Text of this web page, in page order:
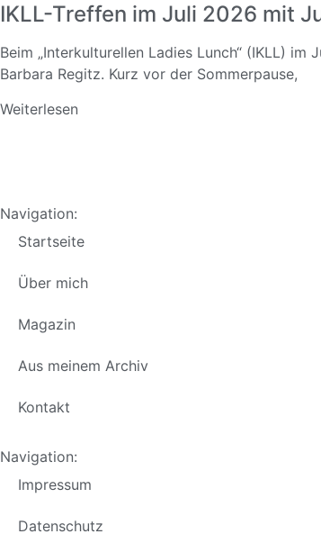
IKLL-Treffen im Juli 2026 mit
Beim „Interkulturellen Ladies Lunch“ (IKLL)
Barbara Regitz. Kurz vor der Sommerpause,
Weiterlesen
Navigation:
Startseite
Über mich
Magazin
Aus meinem Archiv
Kontakt
Navigation:
Impressum
Datenschutz